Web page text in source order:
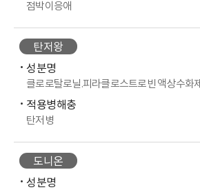
점박이응애
탄저왕
성분명
클로로탈로닐.피라클로스트로빈 액상수화제
적용병해충
탄저병
도니온
성분명